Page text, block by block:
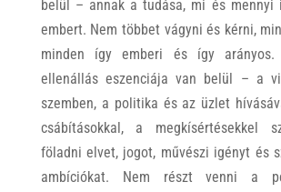
belül – annak a tudása, mi és mennyi
embert. Nem többet vágyni és kérni,
minden így emberi és így
ellenállás eszenciája van belül – a
szemben, a politika és az üzlet
csábításokkal, a megkísértésekkel
föladni elvet, jogot, művészi igényt és
ambíciókat. Nem részt venni a